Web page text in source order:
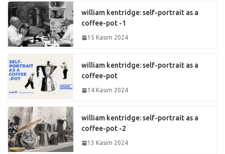
william kentridge: self-portrait as a
coffee-pot -1
15 Kasım 2024
william kentridge: self-portrait as a
coffee-pot
14 Kasım 2024
william kentridge: self-portrait as a
coffee-pot -2
13 Kasım 2024